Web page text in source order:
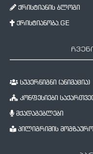
ქრისტიანის ბლოგი
ქრისტიანობა.GE
სუპერწიგნი (ანიმაცია)
კონფესიები
მქადაგებლები
პილიგრიმის